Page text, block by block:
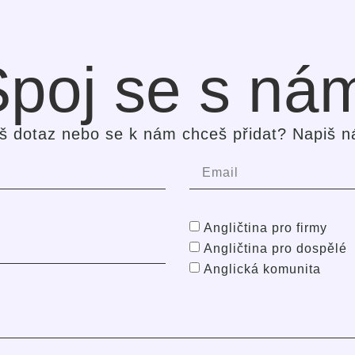
se s
dotaz nebo se k nám chceš přidat? Napiš
Angličtina pro firmy
Angličtina pro dospělé
Anglická komunita